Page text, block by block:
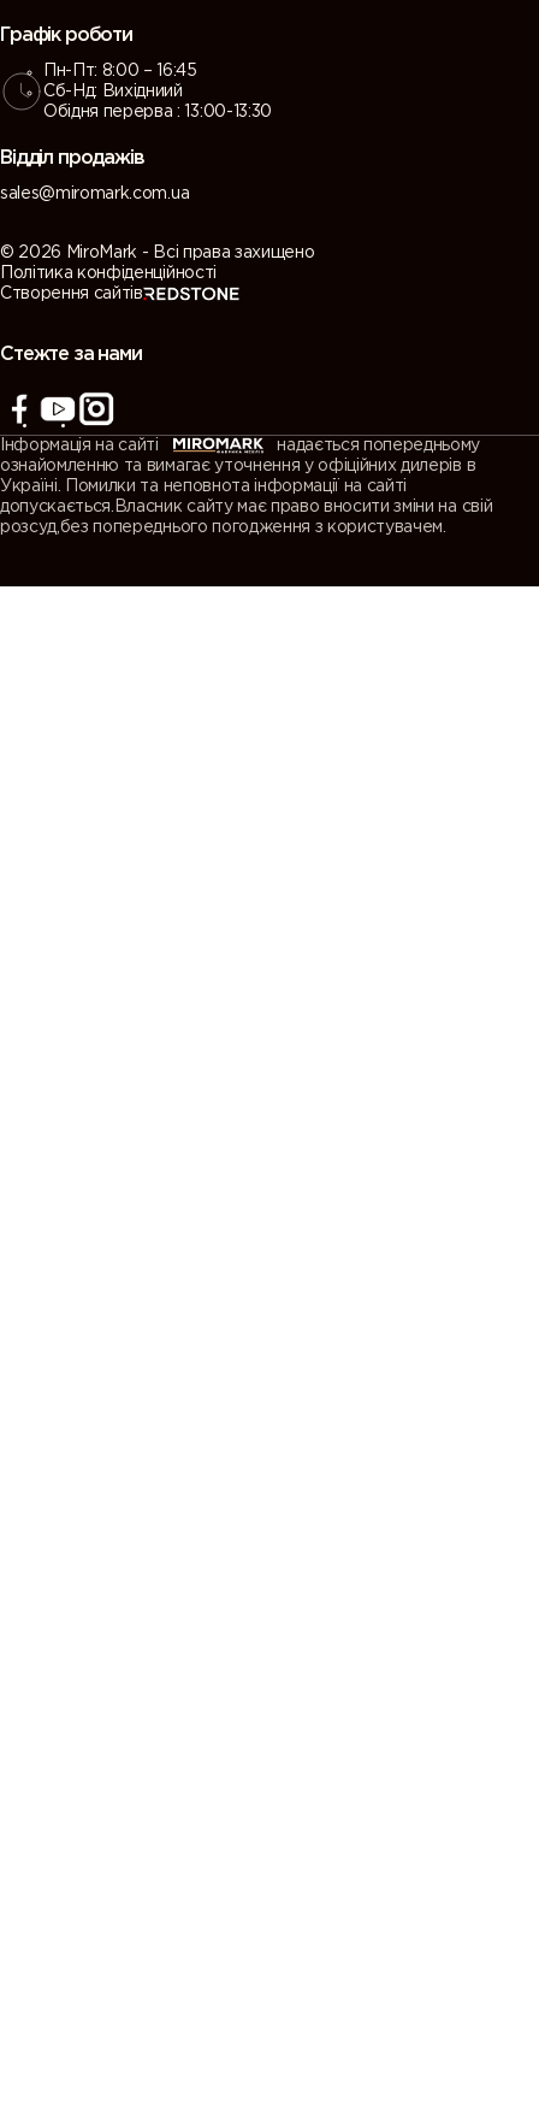
Графік роботи
Пн-Пт: 8:00 – 16:45
Сб-Нд: Вихідниий
Обідня перерва : 13:00-13:30
Відділ продажів
sales@miromark.com.ua
© 2026 MiroMark - Всі права захищено
Політика конфіденційності
Створення сайтів
Стежте за нами
Інформація на сайті
надається попередньому
ознайомленню та вимагає уточнення у офіційних дилерів в
Україні. Помилки та неповнота інформації на сайті
допускається.Власник сайту має право вносити зміни на свій
розсуд,без попереднього погодження з користувачем.